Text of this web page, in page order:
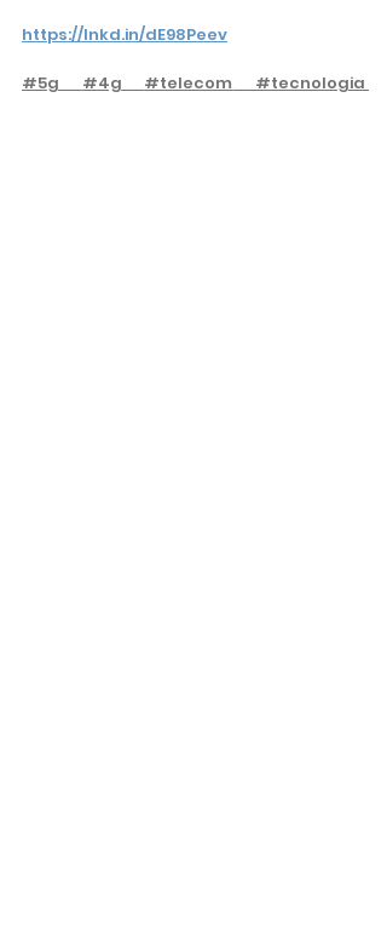
https://lnkd.in/dE98Peev
#5g #4g #telecom
#tecnologia